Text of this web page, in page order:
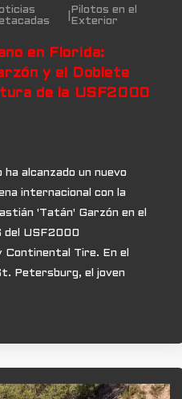
Pilotos en el
Exterior
en Florida:
y el Doblete
de la USF2000
ha alcanzado un nuevo
internacional con la
'Tatán' Garzón en el
del USF2000
Continental Tire. En el
Petersburg, el joven